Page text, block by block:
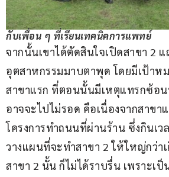
กับเพื่อน ๆ ที่เรียนเทคนิคการแพทย์
จากนั้นเขาได้ตัดสินใจเปิดสาขา 2
อุตสาหกรรมมาบตาพุด โดยมีเป้าห
สาขาแรก ที่ตอนนั้นมีเหตุแทรกซ้อน
อาจจะไปไม่รอด คือเนื่องจากสาข
โครงการทำถนนที่ผ่านร้าน ซึ่งกินเว
วางแผนที่จะทำสาขา 2 ให้ใหญ่กว่า
สาขา 2 นั้น ก็ไม่ได้ราบรื่น เพราะเป็